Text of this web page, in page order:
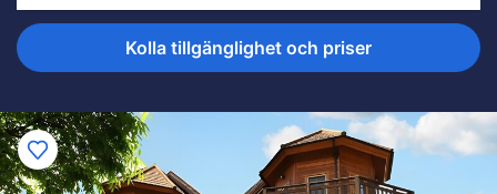
Kolla tillgänglighet och priser